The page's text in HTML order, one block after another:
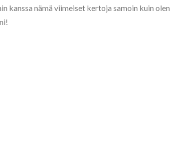
kanssa nämä viimeiset kertoja samoin kuin olen